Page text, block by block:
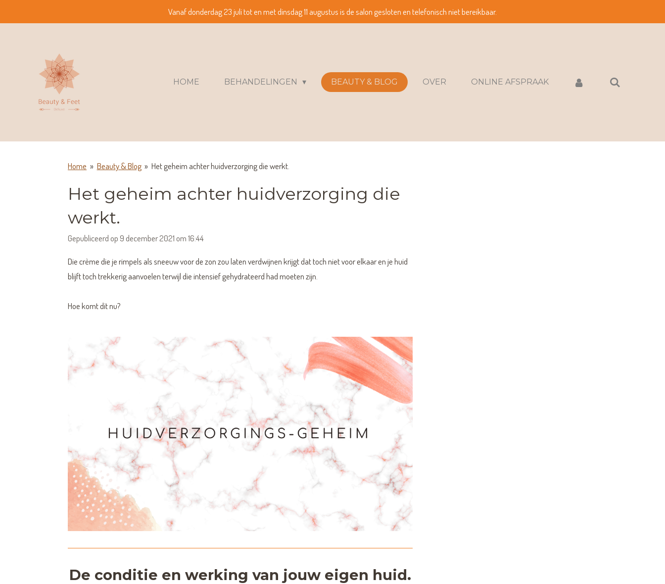
direct
hoofdinhoud
Vanaf donderdag 23 juli tot en met dinsdag 11 augustus is de salon gesloten en telefonisch niet bereikbaar.
HOME BEHANDELINGEN BEAUTY & BLOG OVER ONLINE AFSPRAAK
Home » Beauty & Blog » Het geheim achter huidverzorging die werkt.
Het geheim achter huidverzorging die
werkt.
Gepubliceerd op 9 december 2021 om 16:44
Die crème die je rimpels als sneeuw voor de zon zou laten verdwijnen krijgt dat toch niet voor elkaar en je huid
blijft toch trekkerig aanvoelen terwijl die intensief gehydrateerd had moeten zijn.
Hoe komt dit nu?
De conditie en werking van jouw eigen huid.